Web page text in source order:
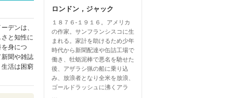
デンは、
と知性に
身につ
聞や雑誌
活は困窮
ロンドン，ジャック
１８７６‐１９１６。アメリカ
の作家。サンフランシスコに生
まれる。家計を助けるため少年
時代から新聞配達や缶詰工場で
働き、牡蛎泥棒で悪名を馳せた
後、アザラシ猟の船に乗り込
み、放浪者となり全米を放浪、
ゴールドラッシュに沸くアラ
…